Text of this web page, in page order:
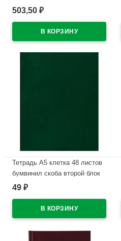
160л
503,50 ₽
Тетрадь А5 клетка 48 листов
бумвинил скоба второй блок
BG зеленый
49 ₽